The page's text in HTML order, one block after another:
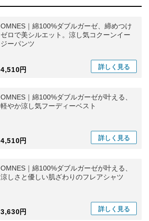
OMNES｜綿100%ダブルガーゼ、締めつけ
ゼロで美シルエット。涼し気コクーンイー
ジーパンツ
4,510円 詳しく 見る
OMNES｜綿100%ダブルガーゼが叶える、
軽やか涼し気フーディーベスト
4,510円 詳しく 見る
OMNES｜綿100%ダブルガーゼが叶える、
涼しさと優しい肌ざわりのフレアシャツ
3,630円 詳しく 見る